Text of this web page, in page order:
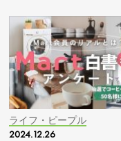
ライフ・ピープル
2024.12.26